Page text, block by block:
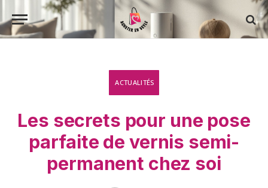
ACTUALITÉS
Les secrets pour une pose
parfaite de vernis semi-
permanent chez soi